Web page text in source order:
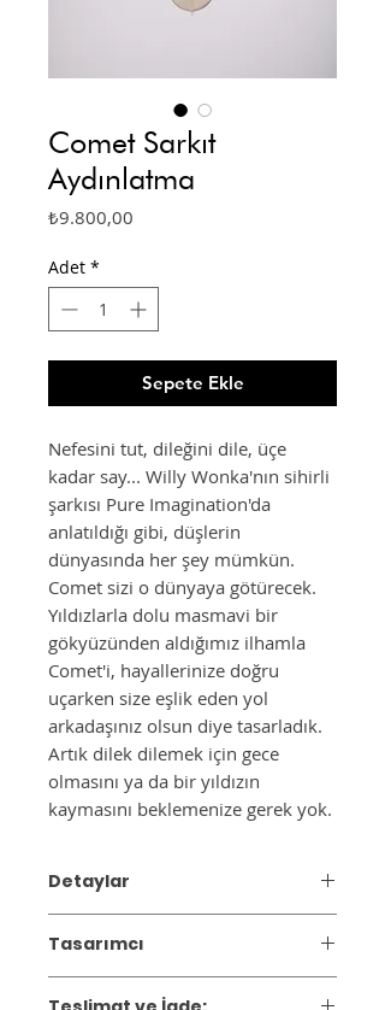
Comet Sarkıt
Aydınlatma
₺9.800,00
Adet *
Sepete Ekle
Nefesini tut, dileğini dile, üçe
kadar say... Willy Wonka'nın sihirli
şarkısı Pure Imagination'da
anlatıldığı gibi, düşlerin
dünyasında her şey mümkün.
Comet sizi o dünyaya götürecek.
Yıldızlarla dolu masmavi bir
gökyüzünden aldığımız ilhamla
Comet'i, hayallerinize doğru
uçarken size eşlik eden yol
arkadaşınız olsun diye tasarladık.
Artık dilek dilemek için gece
olmasını ya da bir yıldızın
kaymasını beklemenize gerek yok.
Detaylar
Renk:Mavi
Materyal :Seramik + Metal
Ürün Ebatı: Ø:11 h:10cm
Tasarımcı